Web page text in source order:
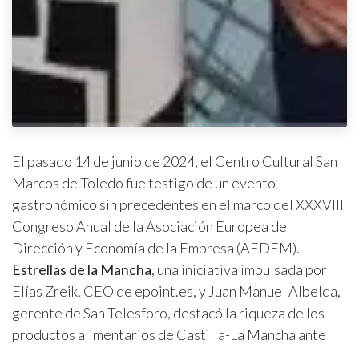
El pasado 14 de junio de 2024, el Centro Cultural San
Marcos de Toledo fue testigo de un evento
gastronómico sin precedentes en el marco del XXXVIII
Congreso Anual de la Asociación Europea de
Dirección y Economía de la Empresa (AEDEM).
Estrellas de la Mancha, una iniciativa impulsada por
Elías Zreik, CEO de epoint.es, y Juan Manuel Albelda,
gerente de San Telesforo, destacó la riqueza de los
productos alimentarios de Castilla-La Mancha ante